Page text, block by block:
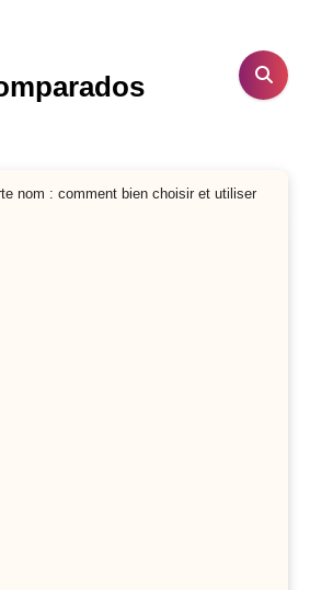
nom : comment bien choisir et utiliser